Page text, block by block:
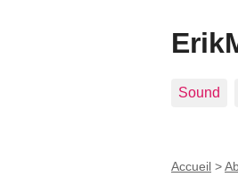
Sound
Accueil >